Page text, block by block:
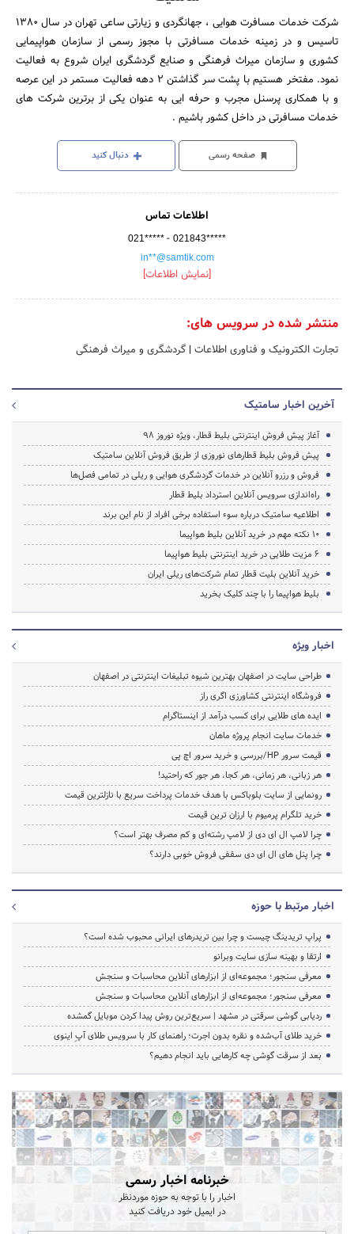
شرکت خدمات مسافرت هوایی ، جهانگردی و زیارتی ساعی تهران در سال 1380
تاسیس و در زمینه خدمات مسافرتی با مجوز رسمی از سازمان هواپیمایی
کشوری و سازمان میراث فرهنگی و صنایع گردشگری ایران شروع به فعالیت
نمود. مفتخر هستیم با پشت سر گذاشتن 2 دهه فعالیت مستمر در این عرصه
و با همکاری پرسنل مجرب و حرفه ایی به عنوان یکی از برترین شرکت های
خدمات مسافرتی در داخل کشور باشیم .
صفحه رسمی دنبال کنید
اطلاعات تماس
021***** - 021843*****
in**@samtik.com
[نمایش اطلاعات]
منتشر شده در سرویس های:
تجارت الکترونیک و فناوری اطلاعات | گردشگری و میراث فرهنگی
آخرین اخبار سامتیک
آغاز پیش فروش اینترنتی بلیط قطار، ویژه نوروز 98
پیش فروش بلیط قطارهای نوروزی از طریق فروش آنلاین سامتیک
فروش و رزرو آنلاین در خدمات گردشگری هوایی و ریلی در تمامی فصل‌ها
راه‌اندازی سرویس آنلاین استرداد بلیط قطار
اطلاعیه سامتیک درباره سوء استفاده برخی افراد از نام این برند
۱۰ نکته مهم در خرید آنلاین بلیط هواپیما
۶ مزیت طلایی در خرید اینترنتی بلیط هواپیما
خرید آنلاین بلیت قطار تمام شرکت‌های ریلی ایران
بلیط هواپیما را با چند کلیک بخرید
اخبار ویژه
طراحی سایت در اصفهان بهترین شیوه تبلیغات اینترنتی در اصفهان
فروشگاه اینترنتی کشاورزی اگری راز
ایده های طلایی برای کسب درآمد از اینستاگرام
خدمات سایت انجام پروژه ماهان
قیمت سرور HP/بررسی و خرید سرور اچ پی
هر زبانی، هر زمانی، هر کجا، هر جور که راحتید!
رونمایی از سایت بلوباکس با هدف خدمات پرداخت سریع با نازلترین قیمت
خرید تلگرام پرمیوم با ارزان ترین قیمت
چرا لامپ ال ای دی از لامپ رشته‌ای و کم مصرف بهتر است؟
چرا پنل های ال ای دی سقفی فروش خوبی دارند؟
اخبار مرتبط با حوزه
پراپ تریدینگ چیست و چرا بین تریدرهای ایرانی محبوب شده است؟
ارتقا و بهینه سازی سایت وبرانو
معرفی سنجور؛ مجموعه‌ای از ابزارهای آنلاین محاسبات و سنجش
معرفی سنجور؛ مجموعه‌ای از ابزارهای آنلاین محاسبات و سنجش
ردیابی گوشی سرقتی در مشهد | سریع‌ترین روش پیدا کردن موبایل گمشده
خرید طلای آب‌شده و نقره بدون اجرت؛ راهنمای کار با سرویس طلای آپِ اینوی
بعد از سرقت گوشی چه کارهایی باید انجام دهیم؟
خبرنامه اخبار رسمی
اخبار را با توجه به حوزه موردنظر
در ایمیل خود دریافت کنید